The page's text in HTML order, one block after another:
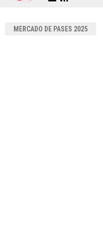
MERCADO DE PASES 2025